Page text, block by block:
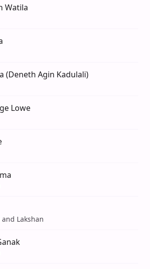
Watila
(Deneth Agin Kadulali)
Lowe
Lakshan